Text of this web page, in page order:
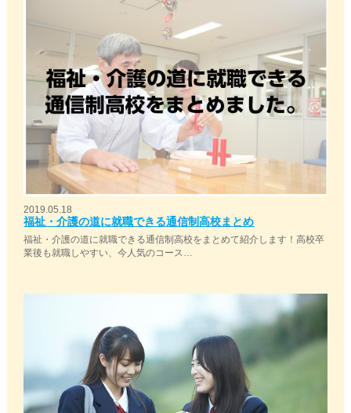
2019.05.18
福祉・介護の道に就職できる通信制高校まとめ
福祉・介護の道に就職できる通信制高校をまとめて紹介します！高校卒
業後も就職しやすい、今人気のコース…